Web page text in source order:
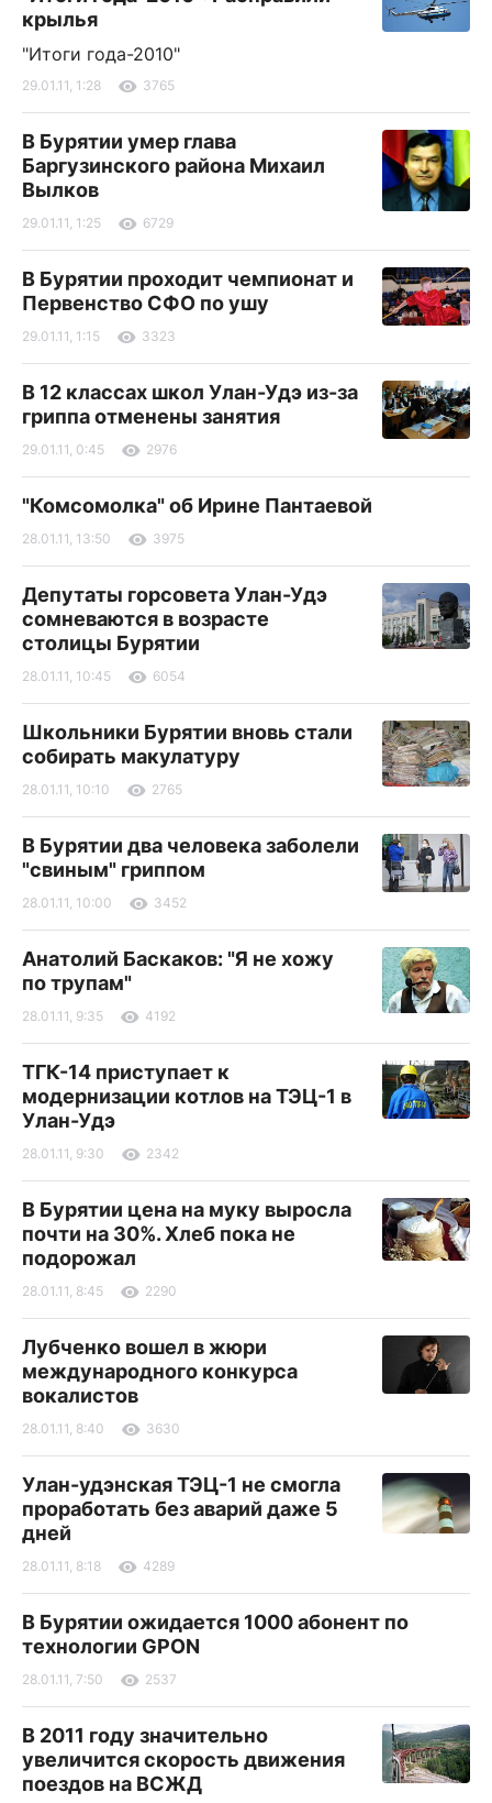
крылья
"Итоги года-2010"
29.01.11, 1:28 3765
В Бурятии умер глава
Баргузинского района Михаил
Вылков
29.01.11, 1:25 6729
В Бурятии проходит чемпионат и
Первенство СФО по ушу
29.01.11, 1:15 3323
В 12 классах школ Улан-Удэ из-за
гриппа отменены занятия
29.01.11, 0:45 2976
"Комсомолка" об Ирине Пантаевой
28.01.11, 13:50 3975
Депутаты горсовета Улан-Удэ
сомневаются в возрасте
столицы Бурятии
28.01.11, 10:45 6054
Школьники Бурятии вновь стали
собирать макулатуру
28.01.11, 10:10 2765
В Бурятии два человека заболели
"свиным" гриппом
28.01.11, 10:00 3452
Анатолий Баскаков: "Я не хожу
по трупам"
28.01.11, 9:35 4192
ТГК-14 приступает к
модернизации котлов на ТЭЦ-1 в
Улан-Удэ
28.01.11, 9:30 2342
В Бурятии цена на муку выросла
почти на 30%. Хлеб пока не
подорожал
28.01.11, 8:45 2290
Лубченко вошел в жюри
международного конкурса
вокалистов
28.01.11, 8:40 3630
Улан-удэнская ТЭЦ-1 не смогла
проработать без аварий даже 5
дней
28.01.11, 8:18 4289
В Бурятии ожидается 1000 абонент по
технологии GPON
28.01.11, 7:50 2537
В 2011 году значительно
увеличится скорость движения
поездов на ВСЖД